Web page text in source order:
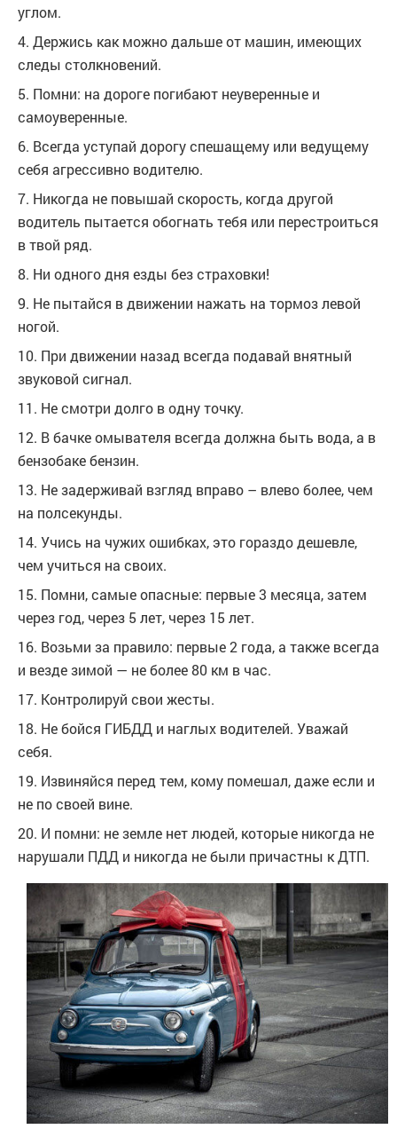
углом.
4. Держись как можно дальше от машин, имеющих
следы столкновений.
5. Помни: на дороге погибают неуверенные и
самоуверенные.
6. Всегда уступай дорогу спешащему или ведущему
себя агрессивно водителю.
7. Никогда не повышай скорость, когда другой
водитель пытается обогнать тебя или перестроиться
в твой ряд.
8. Ни одного дня езды без страховки!
9. Не пытайся в движении нажать на тормоз левой
ногой.
10. При движении назад всегда подавай внятный
звуковой сигнал.
11. Не смотри долго в одну точку.
12. В бачке омывателя всегда должна быть вода, а в
бензобаке бензин.
13. Не задерживай взгляд вправо – влево более, чем
на полсекунды.
14. Учись на чужих ошибках, это гораздо дешевле,
чем учиться на своих.
15. Помни, самые опасные: первые 3 месяца, затем
через год, через 5 лет, через 15 лет.
16. Возьми за правило: первые 2 года, а также всегда
и везде зимой — не более 80 км в час.
17. Контролируй свои жесты.
18. Не бойся ГИБДД и наглых водителей. Уважай
себя.
19. Извиняйся перед тем, кому помешал, даже если и
не по своей вине.
20. И помни: не земле нет людей, которые никогда не
нарушали ПДД и никогда не были причастны к ДТП.